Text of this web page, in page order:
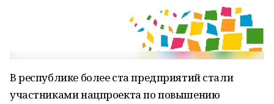
В республике более ста предприятий стали
участниками нацпроекта по повышению